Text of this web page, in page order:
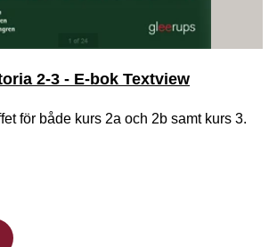
2-3 - E-bok Textview
för både kurs 2a och 2b samt kurs 3.